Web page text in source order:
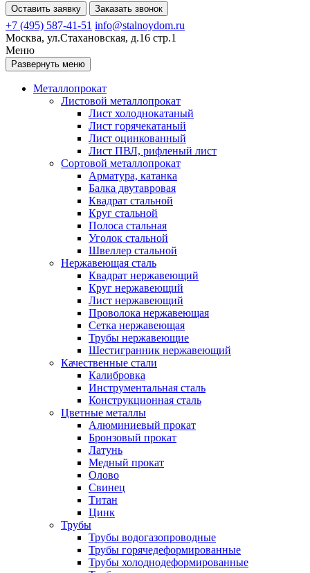
Оставить заявку Заказать звонок
+7 (495) 587-41-51 info@stalnoydom.ru
Москва, ул.Стахановская, д.16 стр.1
Меню
Развернуть меню
Металлопрокат
Листовой металлопрокат
Лист холоднокатаный
Лист горячекатаный
Лист оцинкованный
Лист ПВЛ, рифленый лист
Сортовой металлопрокат
Арматура, катанка
Балка двутавровая
Квадрат стальной
Круг стальной
Полоса стальная
Уголок стальной
Швеллер стальной
Нержавеющая сталь
Квадрат нержавеющий
Круг нержавеющий
Лист нержавеющий
Проволока нержавеющая
Сетка нержавеющая
Трубы нержавеющие
Шестигранник нержавеющий
Качественные стали
Калибровка
Инструментальная сталь
Конструкционная сталь
Цветные металлы
Алюминиевый прокат
Бронзовый прокат
Латунь
Медный прокат
Олово
Свинец
Титан
Цинк
Трубы
Трубы водогазопроводные
Трубы горячедеформированные
Трубы холоднодеформированные